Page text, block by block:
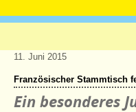
11. Juni 2015
Französischer Stammtisch
Ein besonderes